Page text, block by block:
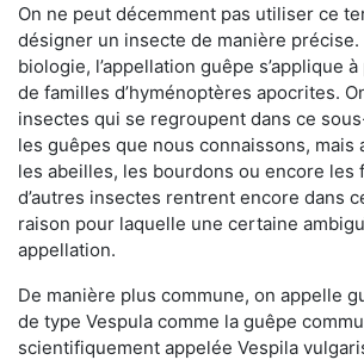
On ne peut décemment pas utiliser ce
désigner un insecte de manière précise.
biologie, l’appellation guêpe s’applique
de familles d’hyménoptères apocrites.
insectes qui se regroupent dans ce
les guêpes que nous connaissons, mais
les abeilles, les bourdons ou encore les
d’autres insectes rentrent encore dans
raison pour laquelle une certaine
appellation.
De manière plus commune, on appelle
de type Vespula comme la guêpe
scientifiquement appelée Vespila